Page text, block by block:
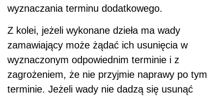
wyznaczania terminu dodatkowego.
Z kolei, jeżeli wykonane dzieła ma wady
zamawiający może żądać ich usunięcia w
wyznaczonym odpowiednim terminie i z
zagrożeniem, że nie przyjmie naprawy po tym
terminie. Jeżeli wady nie dadzą się usunąć